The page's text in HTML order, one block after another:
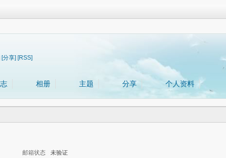
[分享] [RSS]
相册 主题 分享 个人资料
邮箱状态 未验证